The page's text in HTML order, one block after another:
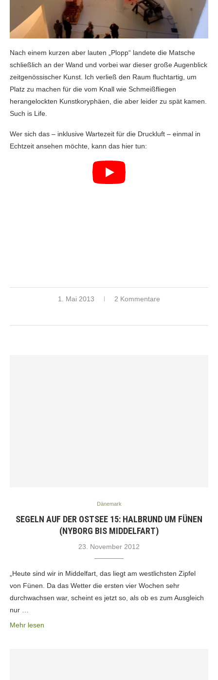
Nach einem kurzen aber lauten „Plopp“ landete die Matsche
schließlich an der Wand und vorbei war dieser große Augenblick
zeitgenössischer Kunst. Ich verließ den Raum fluchtartig, um
Platz zu machen für die vom Knall wie Schmeißfliegen
herangelockten Kunstkoryphäen, die aber leider zu spät kamen.
Such is Life.
Wer sich das – inklusive Wartezeit für die Druckluft – einmal in
Echtzeit ansehen möchte, kann das hier tun:
1. Mai 2013 2 Kommentare
Dänemark
SEGELN AUF DER OSTSEE 15: HALBRUND UM FÜNEN
(NYBORG BIS MIDDELFART)
23. November 2012
„Heute sind wir in Middelfart, das liegt am westlichsten Zipfel
von Fünen. Da das Wetter die ersten vier Wochen sehr
durchwachsen war, scheint es jetzt so, als ob es zum Ausgleich
nur …
Mehr lesen